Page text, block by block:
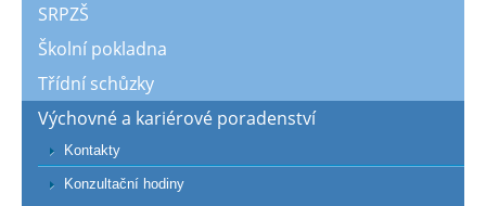
SRPZŠ
Školní pokladna
Třídní schůzky
Výchovné a kariérové poradenství
Kontakty
Konzultační hodiny